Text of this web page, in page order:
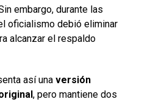
embargo, durante las
oficialismo debió eliminar
alcanzar el respaldo
así una versión
, pero mantiene dos